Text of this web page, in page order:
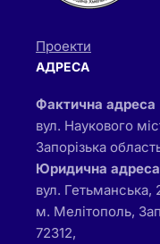
Проекти
АДРЕСА
Фактична адреса
вул. Наукового
Запорізька
Юридична адреса
вул. Гетьманська,
м. Мелітополь,
72312,